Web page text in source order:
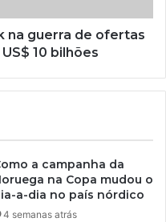
na guerra de ofertas
10 bilhões
a campanha da
na Copa mudou o
a-dia no país nórdico
4 semanas atrás